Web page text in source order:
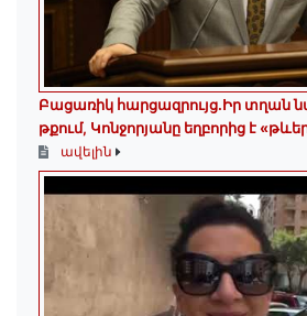
Բացառիկ հարցազրույց.Իր տղան
թքում, Կոնջորյանը եղբորից է
ավելին